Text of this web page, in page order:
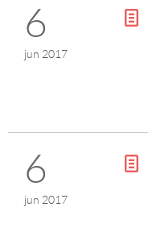
6
jun 2017
g
6
jun 2017
g